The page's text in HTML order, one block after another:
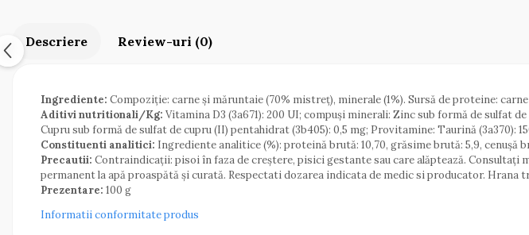
Descriere Review-uri (0)
Ingrediente: Compoziție: carne și măruntaie (70% mistreț), minerale (1%). Sursă de proteine:
Aditivi nutritionali/Kg: Vitamina D3 (3a671): 200 UI; compuși minerali: Zinc sub formă de sulfat
Cupru sub formă de sulfat de cupru (II) pentahidrat (3b405): 0,5 mg; Provitamine: Taurină (3a370):
Constituenti analitici: Ingrediente analitice (%): proteină brută: 10,70, grăsime brută: 5,9, cenușă
Precautii: Contraindicații: pisoi în faza de creștere, pisici gestante sau care alăptează. Consultați
permanent la apă proaspătă și curată. Respectati dozarea indicata de medic si producator.
Prezentare: 100 g
Informatii conformitate produs